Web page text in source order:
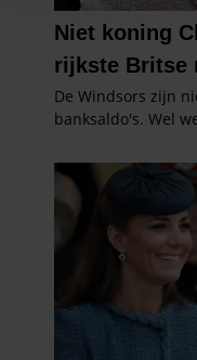
over uw gebruik van
media, adverteren en
gegevens
verstrekt of die ze
van hun services. U